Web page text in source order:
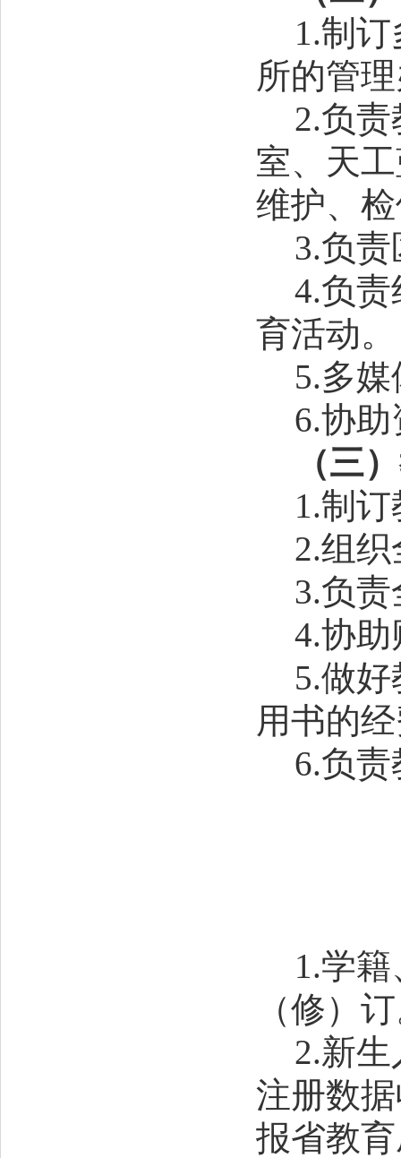
1.制
所的管
2.负
室、天
维护、
3.负责
4.负
育活动。
5.多
6.协
（三
1.制
2.组
3.负
4.协
5.做
用书的
6.负
1.学籍
（修）
2.新生
注册数
报省教